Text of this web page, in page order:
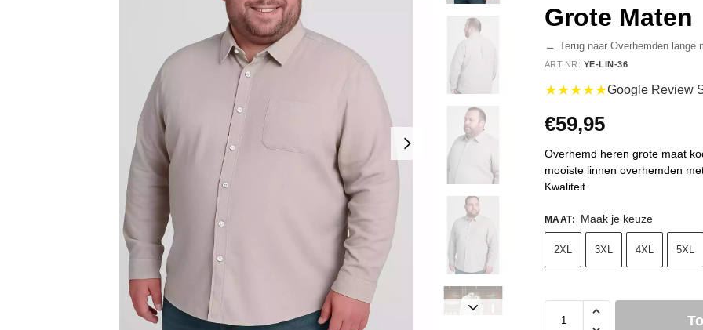
Grote Maten
← Terug naar Overhemden lange
ART.NR: YE-LIN-36
★★★★★Google Review
€59,95
Overhemd heren grote maat
mooiste linnen overhemden
Kwaliteit
MAAT: Maak je keuze
2XL 3XL 4XL 5XL